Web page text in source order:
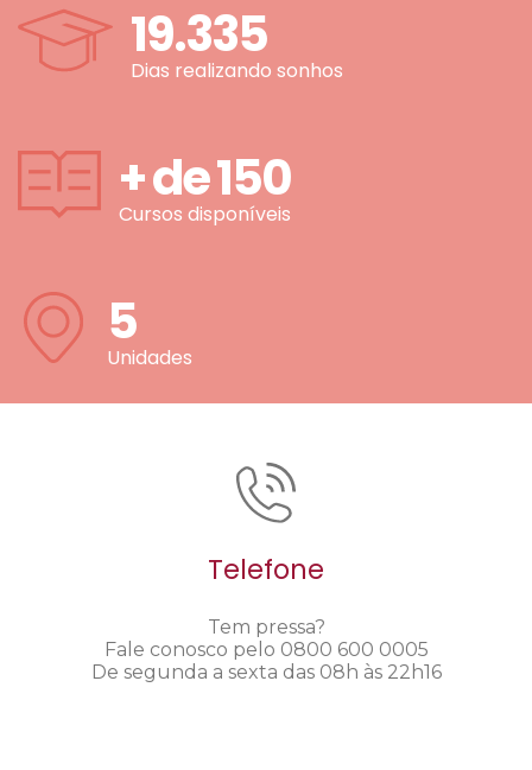
19.335
Dias realizando sonhos
+ de150
Cursos disponíveis
5
Unidades
Telefone
Tem pressa?
Fale conosco pelo 0800 600 0005
De segunda a sexta das 08h às 22h16